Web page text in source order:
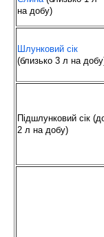
на добу)
Шлунковий сік
(близько 3 л на
Підшлунковий сік
2 л на добу)